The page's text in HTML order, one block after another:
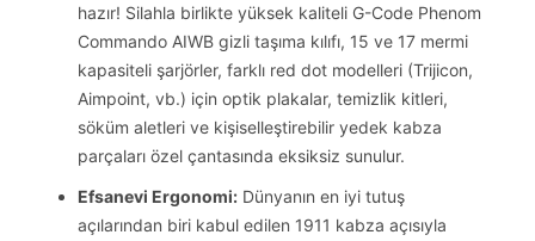
hazır! Silahla birlikte yüksek kaliteli G-Code Phenom
Commando AIWB gizli taşıma kılıfı, 15 ve 17 mermi
kapasiteli şarjörler, farklı red dot modelleri (Trijicon,
Aimpoint, vb.) için optik plakalar, temizlik kitleri,
söküm aletleri ve kişiselleştirebilir yedek kabza
parçaları özel çantasında eksiksiz sunulur.
Efsanevi Ergonomi: Dünyanın en iyi tutuş
açılarından biri kabul edilen 1911 kabza açısıyla